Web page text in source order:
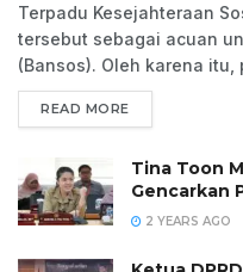
Terpadu Kesejahteraan
tersebut sebagai acuan
(Bansos). Oleh karena
READ MORE
Tina Toon
Gencarkan
2 YEARS AGO